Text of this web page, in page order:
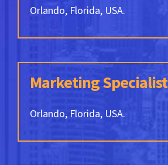
Orlando, Florida, USA.
Marketing Specialist
Orlando, Florida, USA.